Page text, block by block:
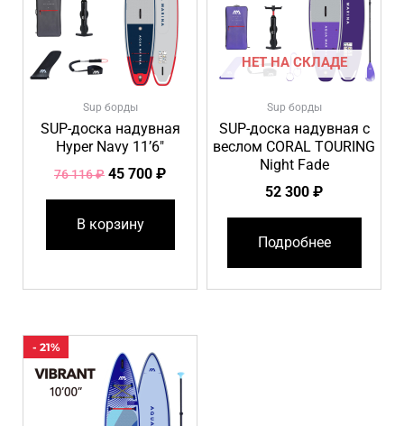
Sup борды
SUP-доска надувная
Hyper Navy 11’6″
76 116₽ 45 700 ₽
В корзину
НЕТ НА СКЛАДЕ
Sup борды
SUP-доска надувная с
веслом CORAL TOURING
Night Fade
52 300 ₽
Подробнее
- 21%
цена
составляла
29
976 ₽.
23
700 ₽.